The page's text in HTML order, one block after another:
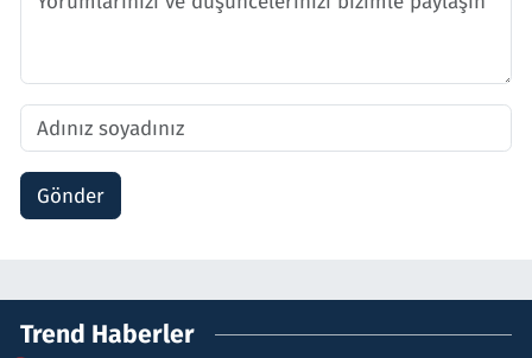
Gönder
Trend Haberler